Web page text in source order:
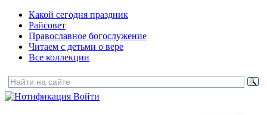
Какой сегодня праздник
Райсовет
Православное богослужение
Читаем с детьми о вере
Все коллекции
Войти